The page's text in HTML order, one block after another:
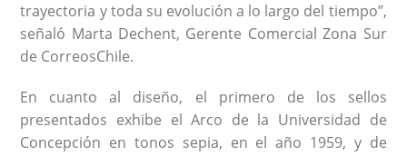
trayectoria y toda su evolución a lo largo del tiempo”,
señaló Marta Dechent, Gerente Comercial Zona Sur
de CorreosChile.
En cuanto al diseño, el primero de los sellos
presentados exhibe el Arco de la Universidad de
Concepción en tonos sepia, en el año 1959, y de